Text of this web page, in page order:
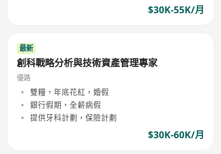
$30K-55K/月
最新
創科戰略分析與技術資產管理專家
優路
雙糧，年底花紅，婚假
銀行假期，全薪病假
提供牙科計劃，保險計劃
$30K-60K/月